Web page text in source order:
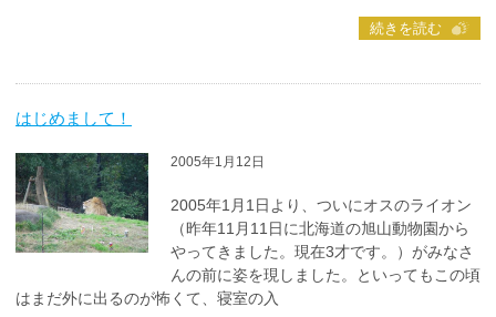
続きを読む
はじめまして！
2005年1月12日
2005年1月1日より、ついにオスのライオン
（昨年11月11日に北海道の旭山動物園から
やってきました。現在3才です。）がみなさ
んの前に姿を現しました。といってもこの頃
はまだ外に出るのが怖くて、寝室の入